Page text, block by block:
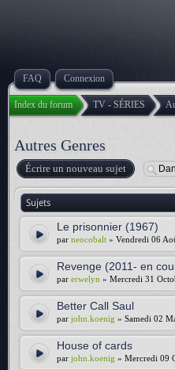
FAQ Connexion
Index du forum TV - SÉRIES
Autres Genres
Écrire un nouveau sujet
Sujets
Le prisonnier (1967)
par neocobalt » Vendredi 06
Revenge (2011- en
par erwelyn » Mercredi 31
Better Call Saul
par john.koenig » Samedi 02
House of cards
par john.koenig » Mercredi 09